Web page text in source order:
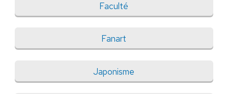
Faculté
Fanart
Japonisme